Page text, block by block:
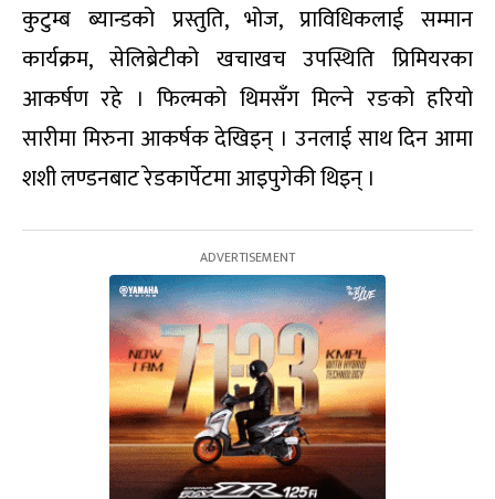
कुटुम्ब ब्यान्डको प्रस्तुति, भोज, प्राविधिकलाई सम्मान
कार्यक्रम, सेलिब्रेटीको खचाखच उपस्थिति प्रिमियरका
आकर्षण रहे । फिल्मको थिमसँग मिल्ने रङको हरियो
सारीमा मिरुना आकर्षक देखिइन् । उनलाई साथ दिन आमा
शशी लण्डनबाट रेडकार्पेटमा आइपुगेकी थिइन् ।